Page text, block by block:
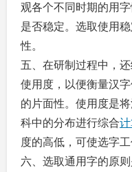
观各个不同时期的用
是否稳定。选取使用
性。
五、在研制过程中，
使用度，以便衡量汉
的片面性。使用度是
科中的分布进行综合
度的高低，可使选字工
六、选取通用字的原则